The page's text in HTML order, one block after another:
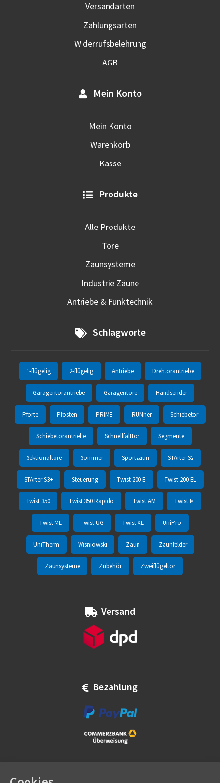
Versandarten
Zahlungsarten
Widerrufsbelehrung
AGB
Mein Konto
Mein Konto
Warenkorb
Kasse
Produkte
Alle Produkte
Tore
Zaunsysteme
Industrie Zäune
Antriebe & Funktechnik
Schlagworte
1-flügelig 2-flügelig Antriebe Drehtorantriebe
Garagentorantriebe Garagentore Handsender
Pforte Pfosten PRIME RUNner Schiebetor
Schiebetorantriebe Schnellfalttor Segmente
Sektionaltore Sommer Sportzaun STArter S2
STArter S3+ Steuerung Twist 200 E Twist 200 EL
Twist 350 Twist 350 Rapido Twist AM Twist M
Twist ML Twist UG Twist XL UniPro
UniTherm Wisniowski Zaun Zaunfelder
Zaunsysteme Zubehör Zweiflügeltor
Versand
Bezahlung